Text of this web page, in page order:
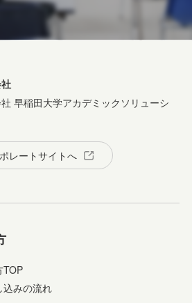
早稲田大学アカデミックソリューシ
レートサイトへ
TOP
込みの流れ